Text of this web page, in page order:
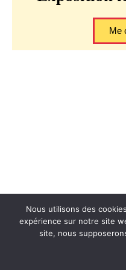
Me
Nous utilisons des
expérience sur notre site
site, nous